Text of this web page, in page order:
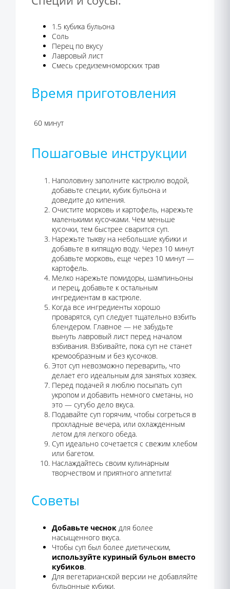
1.5 кубика бульона
Соль
Перец по вкусу
Лавровый лист
Смесь средиземноморских трав
Время приготовления
60 минут
Пошаговые инструкции
Наполовину заполните кастрюлю водой,
добавьте специи, кубик бульона и
доведите до кипения.
Очистите морковь и картофель, нарежьте
маленькими кусочками. Чем меньше
кусочки, тем быстрее сварится суп.
Нарежьте тыкву на небольшие кубики и
добавьте в кипящую воду. Через 10 минут
добавьте морковь, еще через 10 минут —
картофель.
Мелко нарежьте помидоры, шампиньоны
и перец, добавьте к остальным
ингредиентам в кастрюле.
Когда все ингредиенты хорошо
проварятся, суп следует тщательно взбить
блендером. Главное — не забудьте
вынуть лавровый лист перед началом
взбивания. Взбивайте, пока суп не станет
кремообразным и без кусочков.
Этот суп невозможно переварить, что
делает его идеальным для занятых хозяек.
Перед подачей я люблю посыпать суп
укропом и добавить немного сметаны, но
это — сугубо дело вкуса.
Подавайте суп горячим, чтобы согреться в
прохладные вечера, или охлажденным
летом для легкого обеда.
Суп идеально сочетается с свежим хлебом
или багетом.
Наслаждайтесь своим кулинарным
творчеством и приятного аппетита!
Советы
Добавьте чеснок для более
насыщенного вкуса.
Чтобы суп был более диетическим,
используйте куриный бульон вместо
кубиков.
Для вегетарианской версии не добавляйте
бульонные кубики.